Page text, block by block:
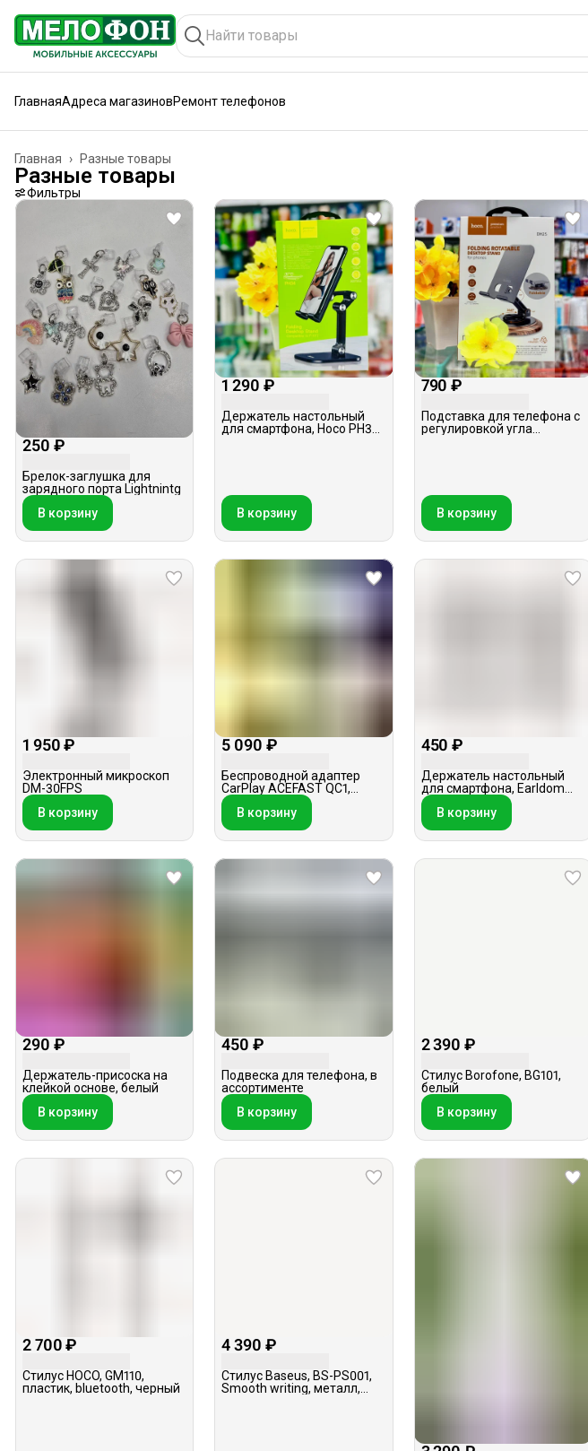
ГлавнаяАдреса магазиновРемонт телефонов
Разные товары
Главная ›
Разные товары
Фильтры
250 ₽
Брелок-заглушка для
зарядного порта Lightnintg
В корзину
1 290 ₽
Держатель настольный
для смартфона, Hoco PH34,
В корзину
790 ₽
Подставка для телефона с
регулировкой угла
В корзину
1 950 ₽
Электронный микроскоп
DM-30FPS
В корзину
5 090 ₽
Беспроводной адаптер
CarPlay ACEFAST QC1,
черный
В корзину
450 ₽
Держатель настольный
для смартфона, Earldom
EH-175, черный
В корзину
290 ₽
Держатель-присоска на
клейкой основе, белый
В корзину
450 ₽
Подвеска для телефона, в
ассортименте
В корзину
2 390 ₽
Стилус Borofone, BG101,
белый
В корзину
2 700 ₽
Стилус HOCO, GM110,
пластик, bluetooth, черный
4 390 ₽
Стилус Baseus, BS-PS001,
Smooth writing, металл,